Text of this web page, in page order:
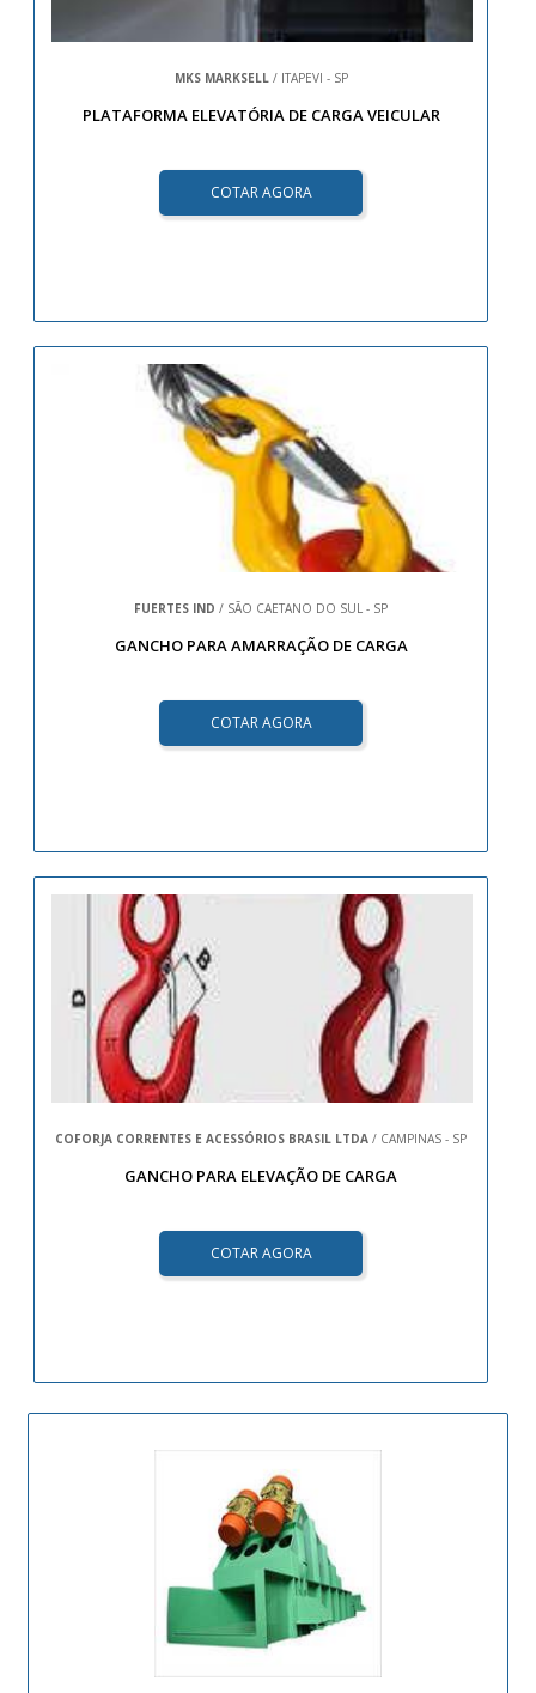
MKS MARKSELL/ ITAPEVI - SP
PLATAFORMA ELEVATÓRIA DE CARGA VEICULAR
COTAR AGORA
FUERTES IND / SÃO CAETANO DO SUL - SP
GANCHO PARA AMARRAÇÃO DE CARGA
COTAR AGORA
COFORJA CORRENTES E ACESSÓRIOS BRASIL LTDA / CAMPINAS - SP
GANCHO PARA ELEVAÇÃO DE CARGA
COTAR AGORA